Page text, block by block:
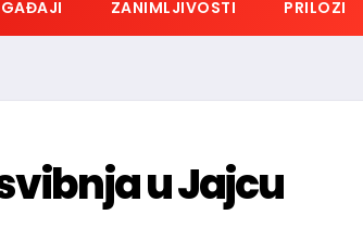
ZANIMLJIVOSTI PRILOZI
u Jajcu